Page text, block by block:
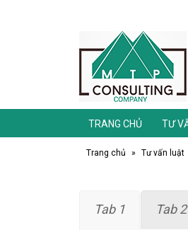
TRANG CHỦ TƯ
Trang chủ » Tư vấn luật
Tab 1 Tab 2